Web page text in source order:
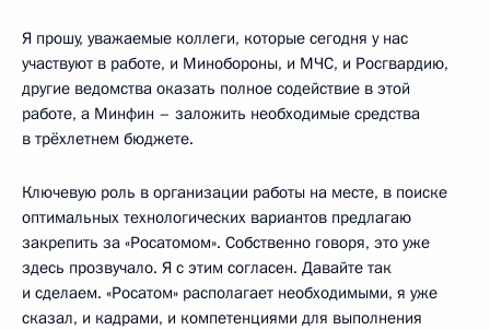
Я прошу, уважаемые коллеги, которые сегодня у нас
участвуют в работе, и Минобороны, и МЧС, и Росгвардию,
другие ведомства оказать полное содействие в этой
работе, а Минфин – заложить необходимые средства
в трёхлетнем бюджете.
Ключевую роль в организации работы на месте, в поиске
оптимальных технологических вариантов предлагаю
закрепить за «Росатомом». Собственно говоря, это уже
здесь прозвучало. Я с этим согласен. Давайте так
и сделаем. «Росатом» располагает необходимыми, я уже
сказал, и кадрами, и компетенциями для выполнения